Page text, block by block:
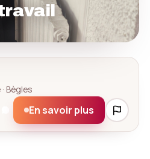
Bègles
En savoir plus